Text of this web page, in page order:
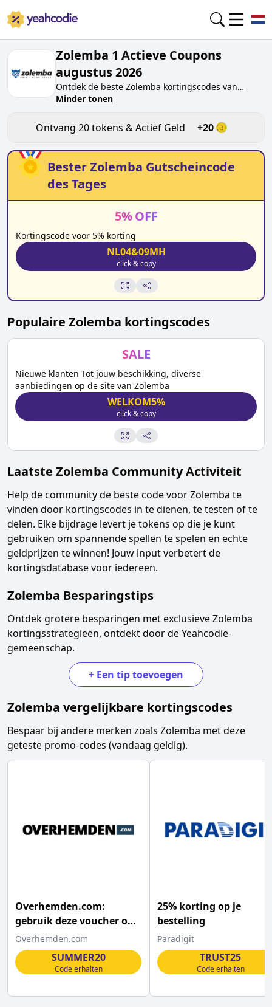
Zolemba 1 Actieve Coupons
augustus 2026
Ontdek de beste Zolemba kortingscodes van
vandaag vooraugustus 2026
zolemba.nldoor de code te testen. Ontvang
beloningen wanneer jeZolemba
kortingscodes
indient en andere kopers helpt besparen.
Minder tonen
Ontvang 20 tokens & Actief Geld +20
BesterZolemba Gutscheincode
des Tages
5% OFF
Kortingscode voor 5% korting
NL04&09MH
click & copy
Populaire Zolemba kortingscodes
SALE
Nieuwe klanten Tot jouw beschikking, diverse
aanbiedingen op de site van Zolemba
WELKOM5%
click & copy
Laatste Zolemba Community Activiteit
Help de community de beste code voorZolemba te
vinden door kortingscodes in te dienen, te testen of te
delen. Elke bijdrage levert je tokens op die je kunt
gebruiken om spannende spellen te spelen en echte
geldprijzen te winnen! Jouw input verbetert de
kortingsdatabase voor iedereen.
Zolemba Besparingstips
Ontdek grotere besparingen met exclusieveZolemba
kortingsstrategieën, ontdekt door de Yeahcodie-
gemeenschap.
+ Een tip toevoegen
Zolemba vergelijkbare kortingscodes
Bespaar bij andere merken zoals Zolemba met deze
geteste promo-codes (vandaag geldig).
Overhemden.com:
gebruik deze voucher om
extra 20% korting te
krijgen
Overhemden.com
SUMMER20
Code erhalten
25% korting op je
bestelling
Paradigit
TRUST25
Code erhalten